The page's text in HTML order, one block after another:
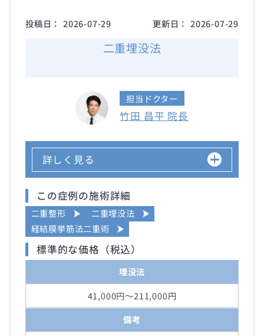
投稿日： 2026-07-29 更新日： 2026-07-29
二重埋没法
担当ドクター
竹田 昌平 院長
詳しく見る
この症例の施術詳細
二重整形
二重埋没法
経結膜挙筋法二重術
標準的な価格（税込）
埋没法
41,000円～211,000円
備考